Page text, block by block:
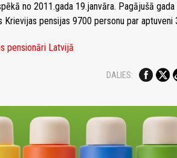
no 2011.gada 19.janvāra. Pagājušā
Krievijas pensijas 9700 personu par
pensionāri Latvijā
DALIES: